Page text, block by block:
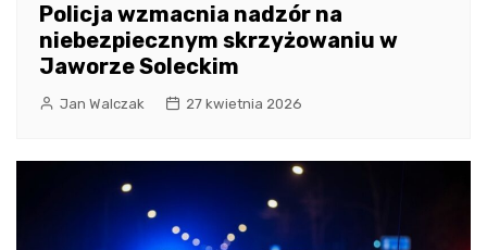
Policja wzmacnia nadzór na
niebezpiecznym skrzyżowaniu w
Jaworze Soleckim
Jan Walczak 27 kwietnia 2026